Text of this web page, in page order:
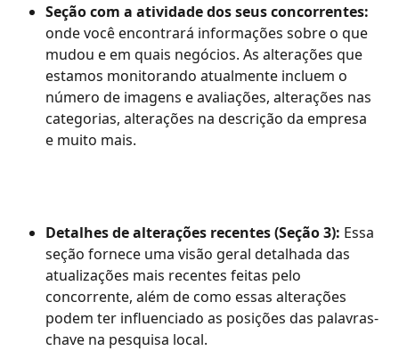
Seção com a atividade dos seus concorrentes:
onde você encontrará informações sobre o que
mudou e em quais negócios. As alterações que
estamos monitorando atualmente incluem o
número de imagens e avaliações, alterações nas
categorias, alterações na descrição da empresa
e muito mais.
Detalhes de alterações recentes (Seção 3): Essa
seção fornece uma visão geral detalhada das
atualizações mais recentes feitas pelo
concorrente, além de como essas alterações
podem ter influenciado as posições das palavras-
chave na pesquisa local.